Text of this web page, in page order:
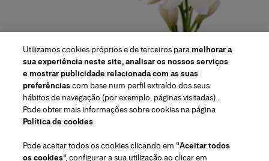
Região/Idioma
Atendimiento ao cliente
Utilizamos cookies próprios e de terceiros paramelhorar a
sua experiência neste site, analisar os nossos serviços
e mostrar publicidade relacionada com as suas
preferênciascom base num perfil extraído dos seus
hábitos de navegação (por exemplo, páginas visitadas) .
Pode obter mais informações sobre cookies na página
Política de cookies.
Pode aceitar todos os cookies clicando em "Aceitar todos
os cookies", configurar a sua utilização ao clicar em